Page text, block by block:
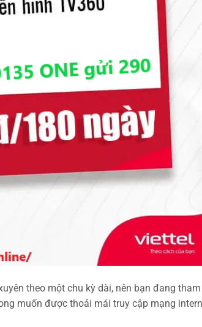
theo một chu kỳ dài, nên bạn đang tham
muốn được thoải mái truy cập mạng